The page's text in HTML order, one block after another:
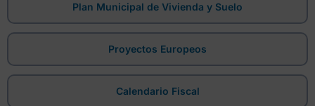
Plan Municipal de Vivienda y Suelo
Proyectos Europeos
Calendario Fiscal